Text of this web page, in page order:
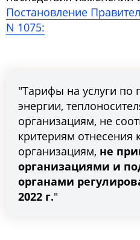
Постановление
N 1075:
"Тарифы на услуги по
энергии,
организациям, не
критериям отнесения
организациям, не
организациями и
органами
2022 г."